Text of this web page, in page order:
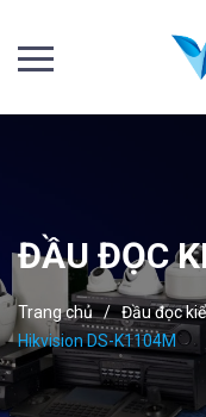
ĐẦU ĐỌC
Trang chủ / Đầu đọc
Hikvision DS-K1104M